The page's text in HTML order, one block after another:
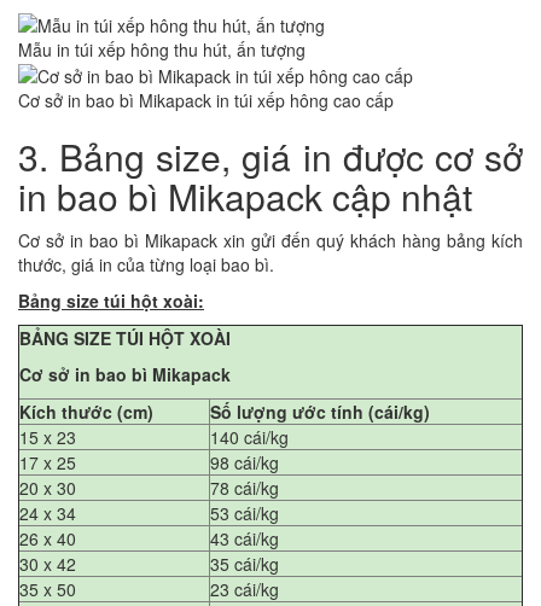
Mẫu in túi xếp hông thu hút, ấn tượng
Cơ sở in bao bì Mikapack in túi xếp hông cao cấp
3. Bảng size, giá in được cơ sở
in bao bì Mikapack cập nhật
Cơ sở in bao bì Mikapack xin gửi đến quý khách hàng bảng kích
thước, giá in của từng loại bao bì.
Bảng size túi hột xoài:
BẢNG SIZE TÚI HỘT XOÀI
Cơ sở in bao bì Mikapack
Kích thước (cm)
Số lượng ước tính (cái/kg)
15 x 23
140 cái/kg
17 x 25
98 cái/kg
20 x 30
78 cái/kg
24 x 34
53 cái/kg
26 x 40
43 cái/kg
30 x 42
35 cái/kg
35 x 50
23 cái/kg